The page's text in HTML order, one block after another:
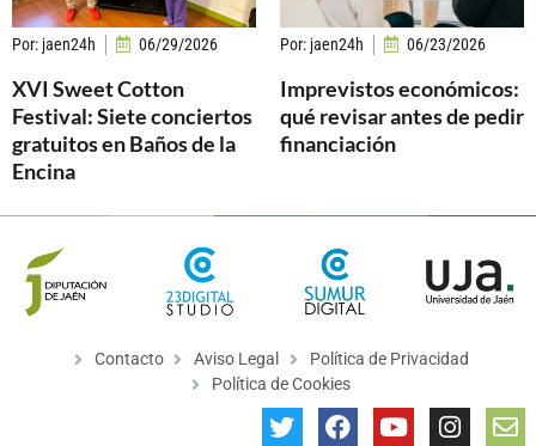
Por: jaen24h 06/29/2026
XVI Sweet Cotton
Festival: Siete conciertos
gratuitos en Baños de la
Encina
Por: jaen24h 06/23/2026
Imprevistos económicos:
qué revisar antes de pedir
financiación
Contacto Aviso Legal
Política de Privacidad
Política de Cookies